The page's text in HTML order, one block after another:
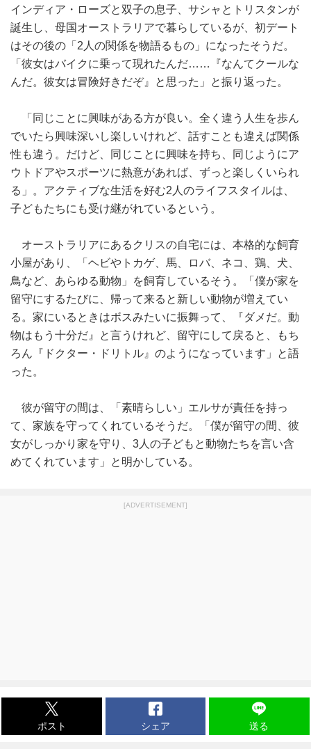
インディア・ローズと双子の息子、サシャとトリスタンが
誕生し、母国オーストラリアで暮らしているが、初デート
はその後の「2人の関係を物語るもの」になったそうだ。
「彼女はバイクに乗って現れたんだ……『なんてクールな
んだ。彼女は冒険好きだぞ』と思った」と振り返った。
「同じことに興味がある方が良い。全く違う人生を歩ん
でいたら興味深いし楽しいけれど、話すことも違えば関係
性も違う。だけど、同じことに興味を持ち、同じようにア
ウトドアやスポーツに熱意があれば、ずっと楽しくいられ
る」。アクティブな生活を好む2人のライフスタイルは、
子どもたちにも受け継がれているという。
オーストラリアにあるクリスの自宅には、本格的な飼育
小屋があり、「ヘビやトカゲ、馬、ロバ、ネコ、鶏、犬、
鳥など、あらゆる動物」を飼育しているそう。「僕が家を
留守にするたびに、帰って来ると新しい動物が増えてい
る。家にいるときはボスみたいに振舞って、『ダメだ。動
物はもう十分だ』と言うけれど、留守にして戻ると、もち
ろん『ドクター・ドリトル』のようになっています」と語
った。
彼が留守の間は、「素晴らしい」エルサが責任を持っ
て、家族を守ってくれているそうだ。「僕が留守の間、彼
女がしっかり家を守り、3人の子どもと動物たちを言い含
めてくれています」と明かしている。
[ADVERTISEMENT]
ポスト シェア 送る